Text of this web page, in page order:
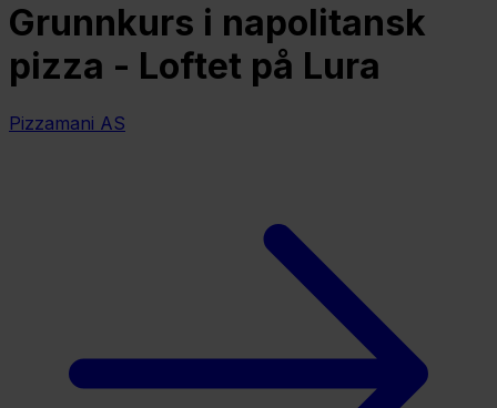
Grunnkurs i napolitansk
pizza - Loftet på Lura
Pizzamani AS